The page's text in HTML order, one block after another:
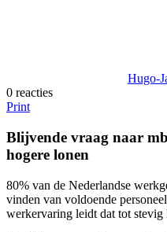
Hugo-
0 reacties
Print
Blijvende vraag naar
hogere lonen
80% van de Nederlandse
vinden van voldoende
werkervaring leidt dat tot stevig